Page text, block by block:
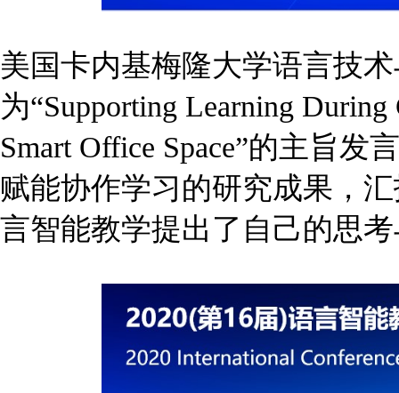
美国卡内基梅隆大学语言技
为“Supporting Learning During
Smart Office Space”的主旨
赋能协作学习的研究成果，
言智能教学提出了自己的思